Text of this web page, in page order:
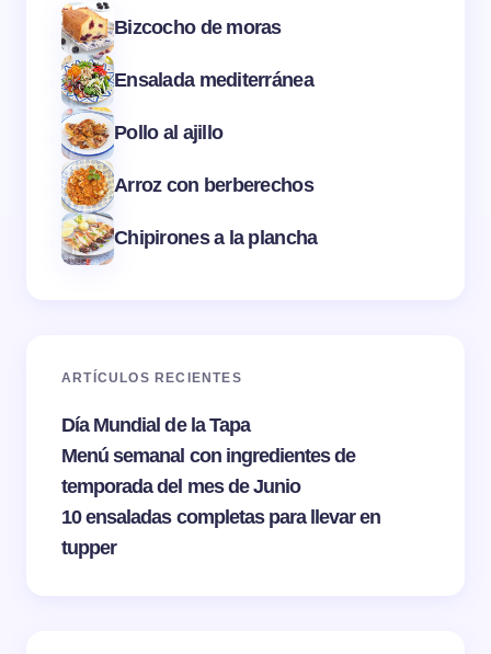
Bizcocho de moras
Ensalada mediterránea
Pollo al ajillo
Arroz con berberechos
Chipirones a la plancha
ARTÍCULOS RECIENTES
Día Mundial de la Tapa
Menú semanal con ingredientes de
temporada del mes de Junio
10 ensaladas completas para llevar en
tupper